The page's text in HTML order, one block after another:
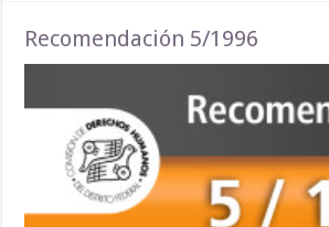
Recomendación 5/1996